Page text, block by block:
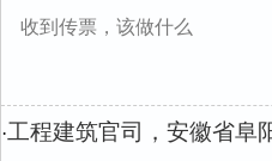
收到传票，该做什么
·工程建筑官司，安徽省阜